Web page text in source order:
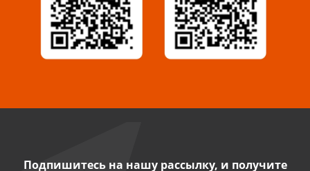
Сызрань, ул. Декабристов, 1А
8 927 009 54 63
Саратов, ул. Танкистов, 37 (БЦ «Дикомп»)
Подпишитесь на нашу рассылку, и получите